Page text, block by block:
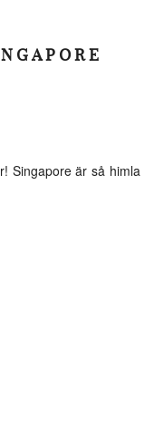
Singapore är så himla